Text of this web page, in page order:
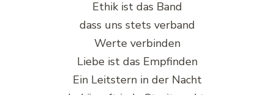
Ethik ist das Band
dass uns stets verband
Werte verbinden
Liebe ist das Empfinden
Ein Leitstern in der Nacht